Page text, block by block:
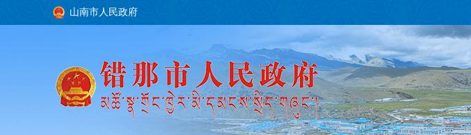
山南市人民政府